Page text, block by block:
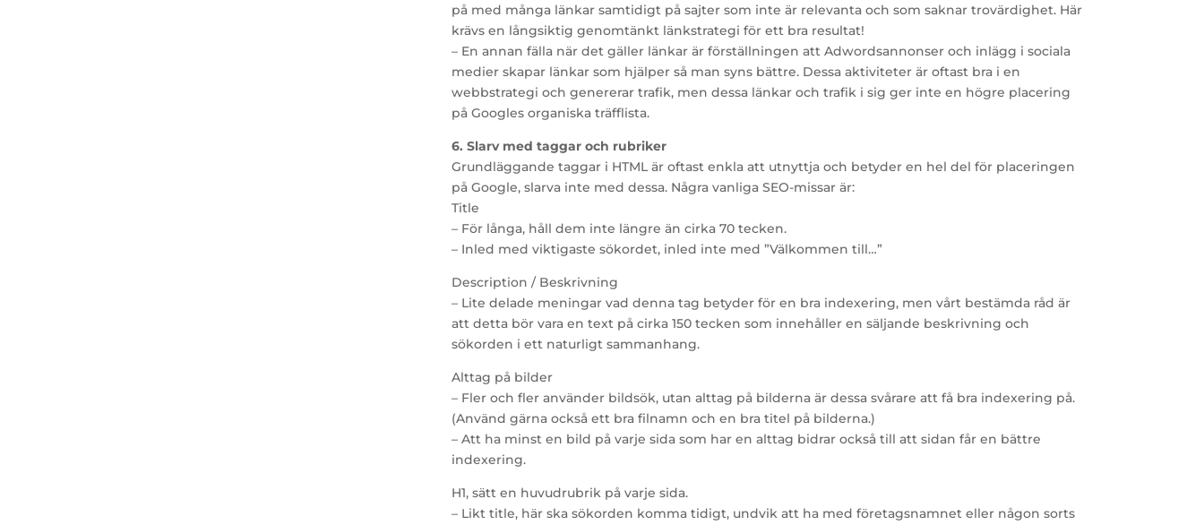
på med många länkar samtidigt på sajter som inte är relevanta och som saknar trovärdighet. Här
krävs en långsiktig genomtänkt länkstrategi för ett bra resultat!
– En annan fälla när det gäller länkar är förställningen att Adwordsannonser och inlägg i sociala
medier skapar länkar som hjälper så man syns bättre. Dessa aktiviteter är oftast bra i en
webbstrategi och genererar trafik, men dessa länkar och trafik i sig ger inte en högre placering
på Googles organiska träfflista.
6. Slarv med taggar och rubriker
Grundläggande taggar i HTML är oftast enkla att utnyttja och betyder en hel del för placeringen
på Google, slarva inte med dessa. Några vanliga SEO-missar är:
Title
– För långa, håll dem inte längre än cirka 70 tecken.
– Inled med viktigaste sökordet, inled inte med ”Välkommen till…”
Description / Beskrivning
– Lite delade meningar vad denna tag betyder för en bra indexering, men vårt bestämda råd är
att detta bör vara en text på cirka 150 tecken som innehåller en säljande beskrivning och
sökorden i ett naturligt sammanhang.
Alttag på bilder
– Fler och fler använder bildsök, utan alttag på bilderna är dessa svårare att få bra indexering på.
(Använd gärna också ett bra filnamn och en bra titel på bilderna.)
– Att ha minst en bild på varje sida som har en alttag bidrar också till att sidan får en bättre
indexering.
H1, sätt en huvudrubrik på varje sida.
– Likt title, här ska sökorden komma tidigt, undvik att ha med företagsnamnet eller någon sorts